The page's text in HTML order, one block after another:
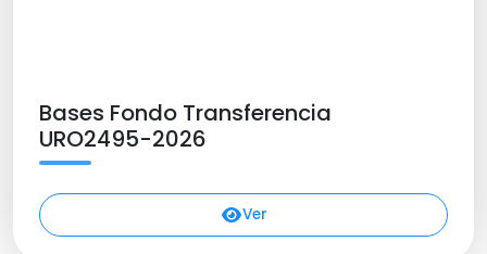
Bases Fondo Transferencia
URO2495-2026
Ver